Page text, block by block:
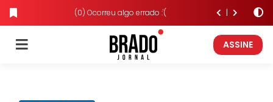
(0) Ocorreu algo errado :'(
ASSINE